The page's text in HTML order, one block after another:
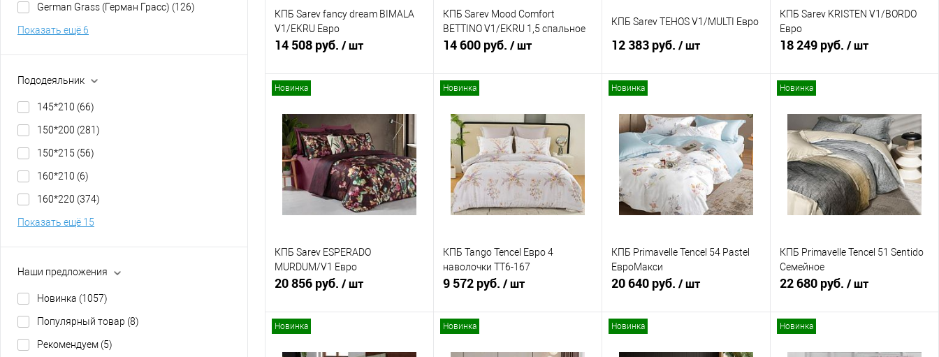
German Grass (Герман Грасс) (126)
Показать ещё 6
Пододеяльник
145*210 (66)
150*200 (281)
150*215 (56)
160*210 (6)
160*220 (374)
Показать ещё 15
Наши предложения
Новинка (1057)
Популярный товар (8)
Рекомендуем (5)
КПБ Sarev fancy dream BIMALA
V1/EKRU Евро
14 508 руб. / шт
Купить в 1 клик
Сравнение
В избранное
В наличии
КПБ Sarev Mood Comfort
BETTINO V1/EKRU 1,5 спальное
14 600 руб. / шт
Купить в 1 клик
Сравнение
В избранное
В наличии
КПБ Sarev TEHOS V1/MULTI Евро
12 383 руб. / шт
Купить в 1 клик
Сравнение
В избранное
В наличии
КПБ Sarev KRISTEN V1/BORDO
Евро
18 249 руб. / шт
Купить в 1 клик
Сравнение
В избранное
В наличии
Новинка
КПБ Sarev ESPERADO
MURDUM/V1 Евро
20 856 руб. / шт
Новинка
КПБ Tango Tencel Евро 4
наволочки TT6-167
9 572 руб. / шт
Новинка
КПБ Primavelle Tencel 54 Pastel
ЕвроМакси
20 640 руб. / шт
Новинка
КПБ Primavelle Tencel 51 Sentido
Семейное
22 680 руб. / шт
Новинка Новинка Новинка Новинка